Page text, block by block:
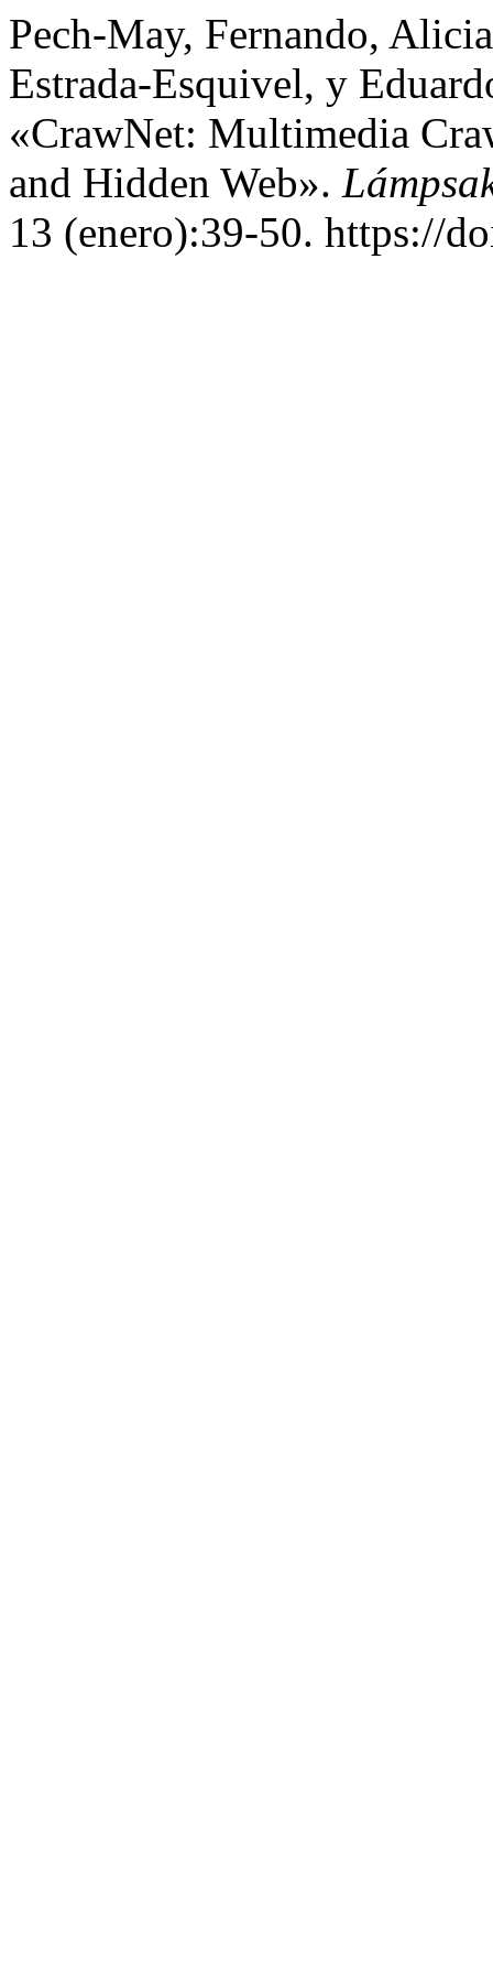
Pech-May, Fernando,
Estrada-Esquivel, y
«CrawNet: Multimedia
and Hidden Web».
13 (enero):39-50. https://